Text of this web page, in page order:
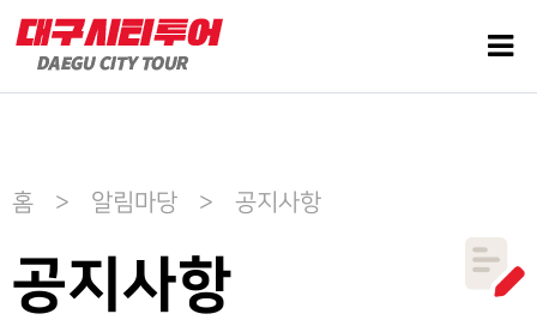
홈 > 알림마당 > 공지사항
공지사항